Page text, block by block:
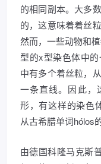
的相同副本。大多
的，这意味着着丝
然而，一些动物和
型的x型染色体中
中有多个着丝粒，
一条直线。因此，
形，有这样的染色
从古希腊单词hólos
由德国科隆马克斯